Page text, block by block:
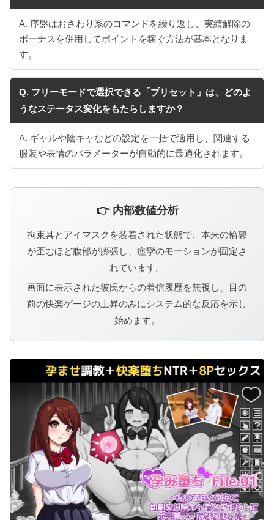
A. 序盤はおさわり系のコマンドを繰り返し、実績解除の
ボーナスを併用してポイントを稼ぐ方法が基本となりま
す。
Q. フリーモードで選択できる「プリセット」は、どのよ
うなステータス変化をもたらしますか？
A. ギャルや陰キャなどの設定を一括で適用し、関連する
服装や表情のパラメーターが自動的に最適化されます。
👉 内部数値分析
拘束具とアイマスクを装着された状態で、本来の輪郭
が歪むほど腹部が膨張し、痙攣のモーションが固定さ
れています。
画面に表示された彼氏からの着信履歴を無視し、目の
前の快楽ゲージの上昇のみにシステム的な反応を示し
始めます。